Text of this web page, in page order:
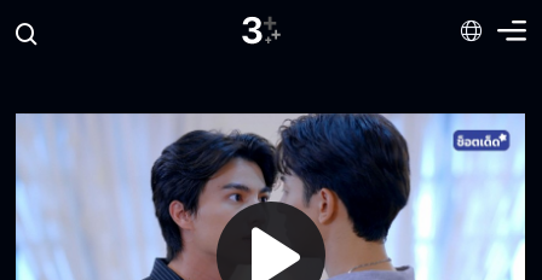
อยู่กับกั๊ตก่อนนะครับ